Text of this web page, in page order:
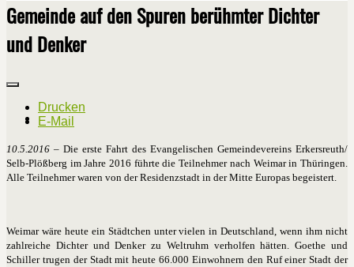
Gemeinde auf den Spuren berühmter Dichter
und Denker
Drucken
E-Mail
10.5.2016 – Die erste Fahrt des Evangelischen Gemeindevereins Erkersreuth/
Selb-Plößberg im Jahre 2016 führte die Teilnehmer nach Weimar in Thüringen.
Alle Teilnehmer waren von der Residenzstadt in der Mitte Europas begeistert.
Weimar wäre heute ein Städtchen unter vielen in Deutschland, wenn ihm nicht
zahlreiche Dichter und Denker zu Weltruhm verholfen hätten. Goethe und
Schiller trugen der Stadt mit heute 66.000 Einwohnern den Ruf einer Stadt der